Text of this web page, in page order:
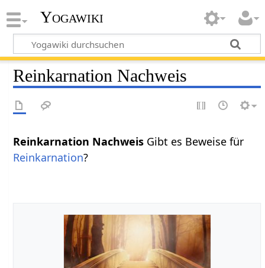
Yogawiki
Reinkarnation Nachweis
Reinkarnation Nachweis Gibt es Beweise für
Reinkarnation?